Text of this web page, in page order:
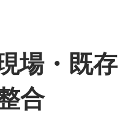
場・既存
合